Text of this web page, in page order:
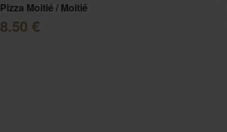
Pizza Moitié / Moitié
8.50 €